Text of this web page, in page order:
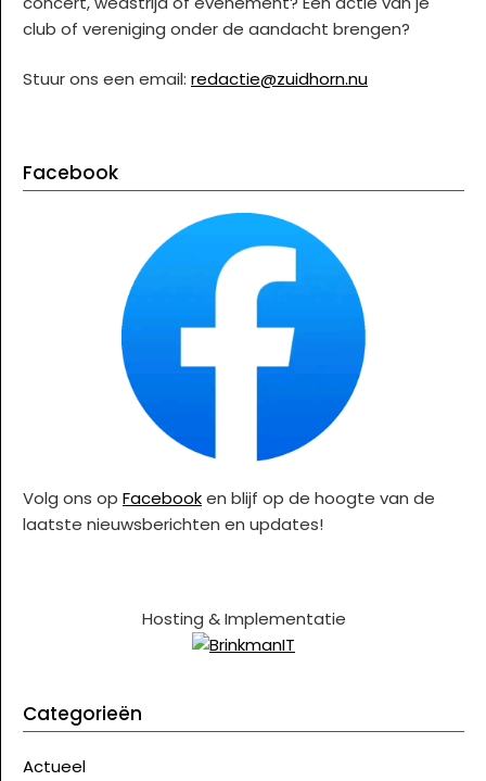
club of vereniging onder de aandacht brengen?
Stuur ons een email: redactie@zuidhorn.nu
Facebook
Volg ons op Facebooken blijf op de hoogte van de
laatste nieuwsberichten en updates!
Hosting & Implementatie
Categorieën
Actueel